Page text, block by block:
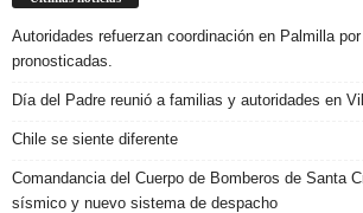
Autoridades refuerzan coordinación en Palmilla
pronosticadas.
Día del Padre reunió a familias y autoridades en
Chile se siente diferente
Comandancia del Cuerpo de Bomberos de Santa
sísmico y nuevo sistema de despacho